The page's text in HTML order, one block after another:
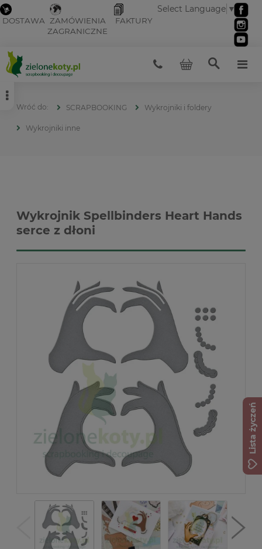
DOSTAWA ZAMÓWIENIA
ZAGRANICZNE
FAKTURY
Select Language ▼
SCRAPBOOKING Wykrojniki i foldery
Wykrojniki inne
Wykrojnik Spellbinders Heart Hands
serce z dłoni
Lista życzeń